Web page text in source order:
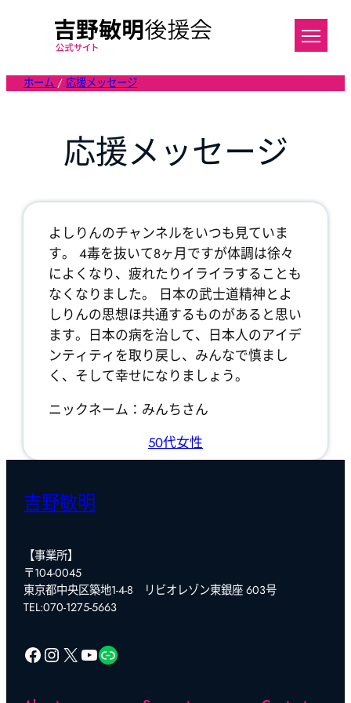
ス
キ
ホーム / 応援メッセージ
応援メッセージ
よしりんのチャンネルをいつも見ていま
す。 4毒を抜いて8ヶ月ですが体調は徐々
によくなり、疲れたりイライラすることも
なくなりました。 日本の武士道精神とよ
しりんの思想ほ共通するものがあると思い
ます。日本の病を治して、日本人のアイデ
ンティティを取り戻し、みんなで慎まし
く、そして幸せになりましょう。
ニックネーム：みんちさん
50代女性
吉野敏明
【事業所】
〒104-0045
東京都中央区築地1-4-8 リビオレゾン東銀座 603号
TEL:070-1275-5663
Facebook Instagram X YouTube リンク